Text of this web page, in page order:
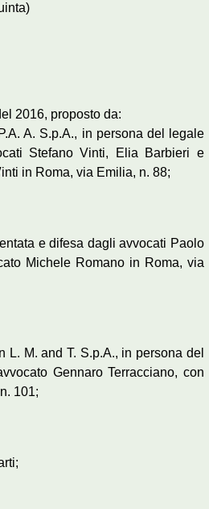
2016, proposto da:
A. S.p.A., in persona del legale
Stefano Vinti, Elia Barbieri e
in Roma, via Emilia, n. 88;
e difesa dagli avvocati Paolo
Michele Romano in Roma, via
L. M. and T. S.p.A., in persona del
Gennaro Terracciano, con
101;